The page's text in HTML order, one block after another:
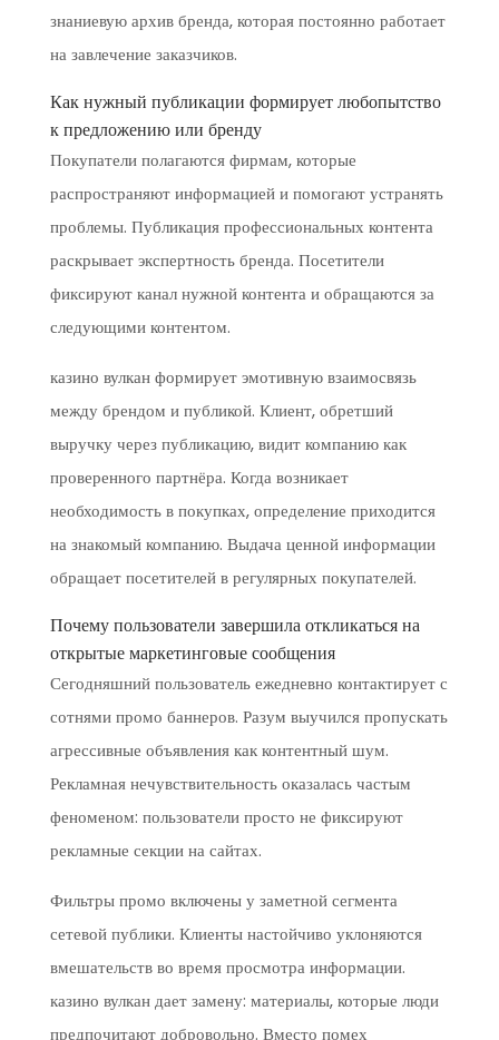
знаниевую архив бренда, которая постоянно работает
на завлечение заказчиков.
Как нужный публикации формирует любопытство
к предложению или бренду
Покупатели полагаются фирмам, которые
распространяют информацией и помогают устранять
проблемы. Публикация профессиональных контента
раскрывает экспертность бренда. Посетители
фиксируют канал нужной контента и обращаются за
следующими контентом.
казино вулкан формирует эмотивную взаимосвязь
между брендом и публикой. Клиент, обретший
выручку через публикацию, видит компанию как
проверенного партнёра. Когда возникает
необходимость в покупках, определение приходится
на знакомый компанию. Выдача ценной информации
обращает посетителей в регулярных покупателей.
Почему пользователи завершила откликаться на
открытые маркетинговые сообщения
Сегодняшний пользователь ежедневно контактирует с
сотнями промо баннеров. Разум выучился пропускать
агрессивные объявления как контентный шум.
Рекламная нечувствительность оказалась частым
феноменом: пользователи просто не фиксируют
рекламные секции на сайтах.
Фильтры промо включены у заметной сегмента
сетевой публики. Клиенты настойчиво уклоняются
вмешательств во время просмотра информации.
казино вулкан дает замену: материалы, которые люди
предпочитают добровольно. Вместо помех